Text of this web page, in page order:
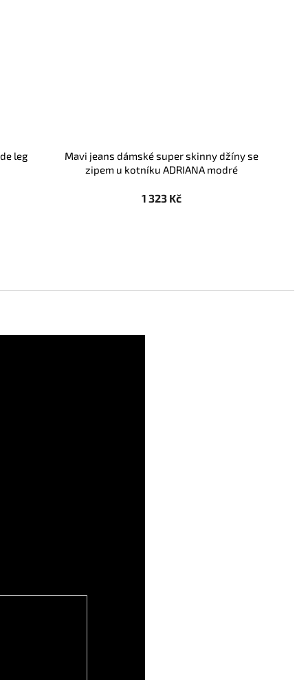
leg
Mavi jeans dámské super skinny džíny se
zipem u kotníku ADRIANA modré
1 323 Kč